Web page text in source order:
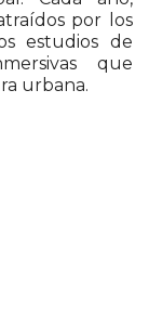
por los
estudios de
que
urbana.